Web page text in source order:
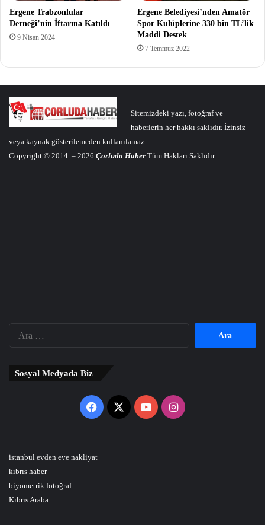
Ergene Trabzonlular
Derneği’nin İftarına Katıldı
9 Nisan 2024
Ergene Belediyesi’nden Amatör
Spor Kulüplerine 330 bin TL’lik
Maddi Destek
7 Temmuz 2022
Sitemizdeki yazı, fotoğraf ve
haberlerin her hakkı saklıdır. İzinsiz
veya kaynak gösterilemeden kullanılamaz.
Copyright © 2014 – 2026 Çorluda Haber Tüm Hakları Saklıdır.
Sosyal Medyada Biz
Facebook
X YouTubeInstagram
istanbul evden eve nakliyat
kıbrıs haber
biyometrik fotoğraf
Kıbrıs Araba